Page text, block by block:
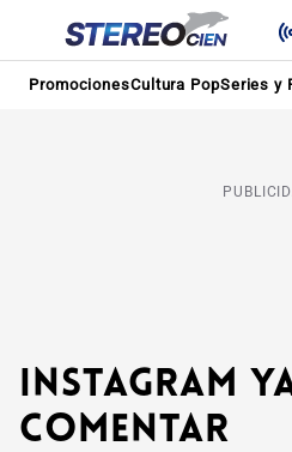
PromocionesCultura PopSeries y
Instagram
comentar